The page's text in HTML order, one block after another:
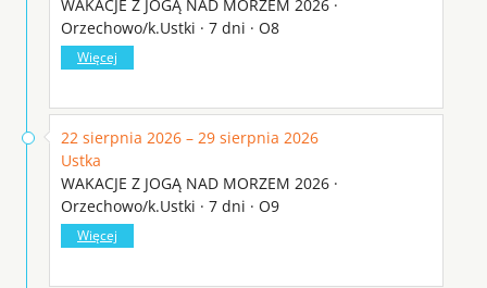
WAKACJE Z JOGĄ NAD MORZEM 2026 ·
Orzechowo/k.Ustki · 7 dni · O8
Więcej
22 sierpnia 2026 – 29 sierpnia 2026
Ustka
WAKACJE Z JOGĄ NAD MORZEM 2026 ·
Orzechowo/k.Ustki · 7 dni · O9
Więcej